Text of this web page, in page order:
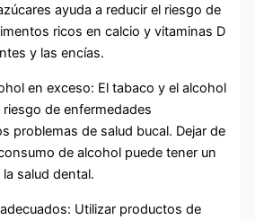
ayuda a reducir el riesgo de
ricos en calcio y vitaminas D
y las encías.
en exceso: El tabaco y el alcohol
de enfermedades
problemas de salud bucal. Dejar de
de alcohol puede tener un
salud dental.
Utilizar productos de